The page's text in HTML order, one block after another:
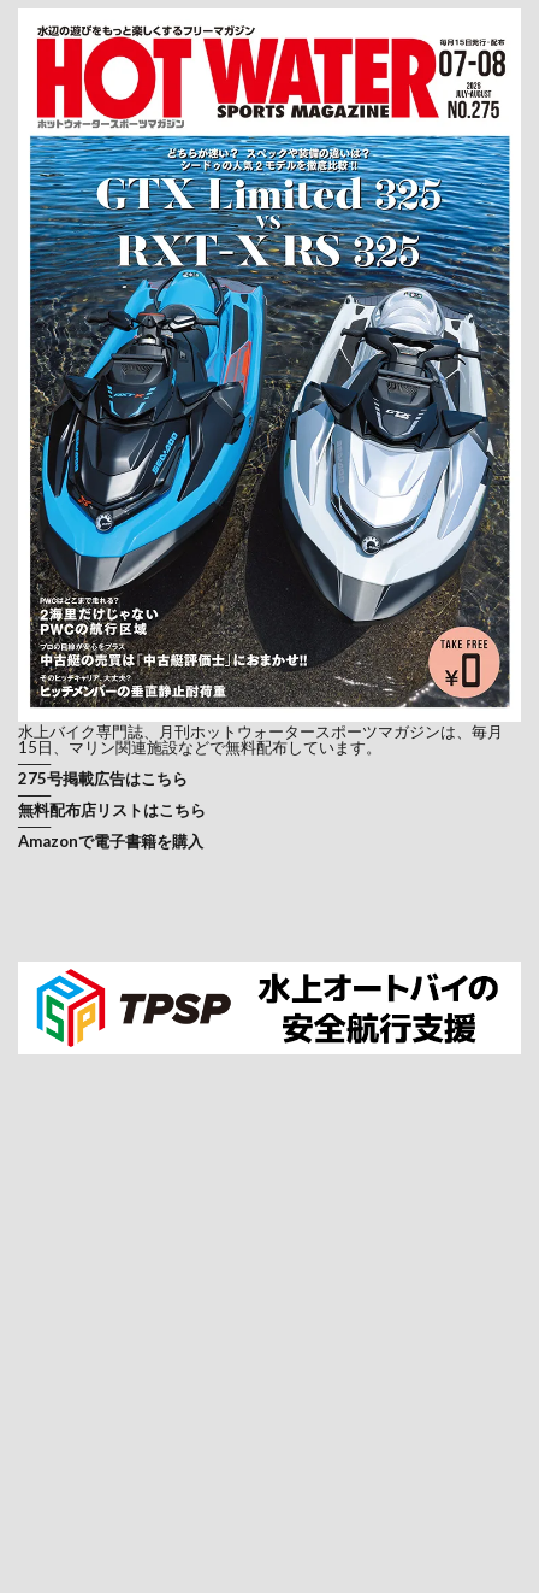
水上バイク専門誌、月刊ホットウォータースポーツマガジンは、毎月
15日、マリン関連施設などで無料配布しています。
───
275号掲載広告はこちら
───
無料配布店リストはこちら
───
Amazonで電子書籍を購入